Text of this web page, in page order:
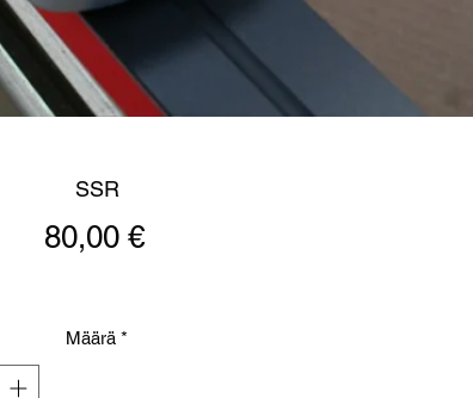
SSR
80,00 €Hinta
Määrä *